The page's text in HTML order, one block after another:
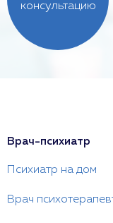
консультацию
Врач-психиатр
Психиатр на дом
Врач